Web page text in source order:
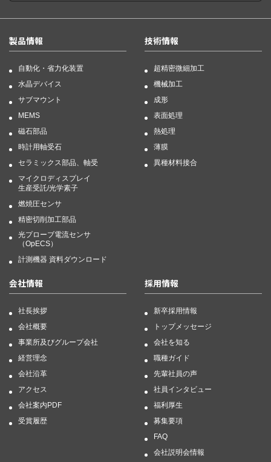
製品情報
自動化・省力化装置
水晶デバイス
サブマウント
MEMS
磁石部品
時計用軸受石
セラミックス部品、軸受
マイクロディスプレイ
生産受託/光学素子
燃焼圧センサ
精密切削加工部品
光プローブ電流センサ
（OpECS）
計測機器 資料ダウンロード
技術情報
超精密微細加工
機械加工
成形
表面処理
熱処理
薄膜
異種材料接合
会社情報
社長挨拶
会社概要
事業所及びグループ会社
経営理念
会社沿革
アクセス
会社案内PDF
受賞履歴
採用情報
新卒採用情報
トップメッセージ
会社を知る
職種ガイド
先輩社員の声
社員インタビュー
福利厚生
募集要項
FAQ
会社説明会情報